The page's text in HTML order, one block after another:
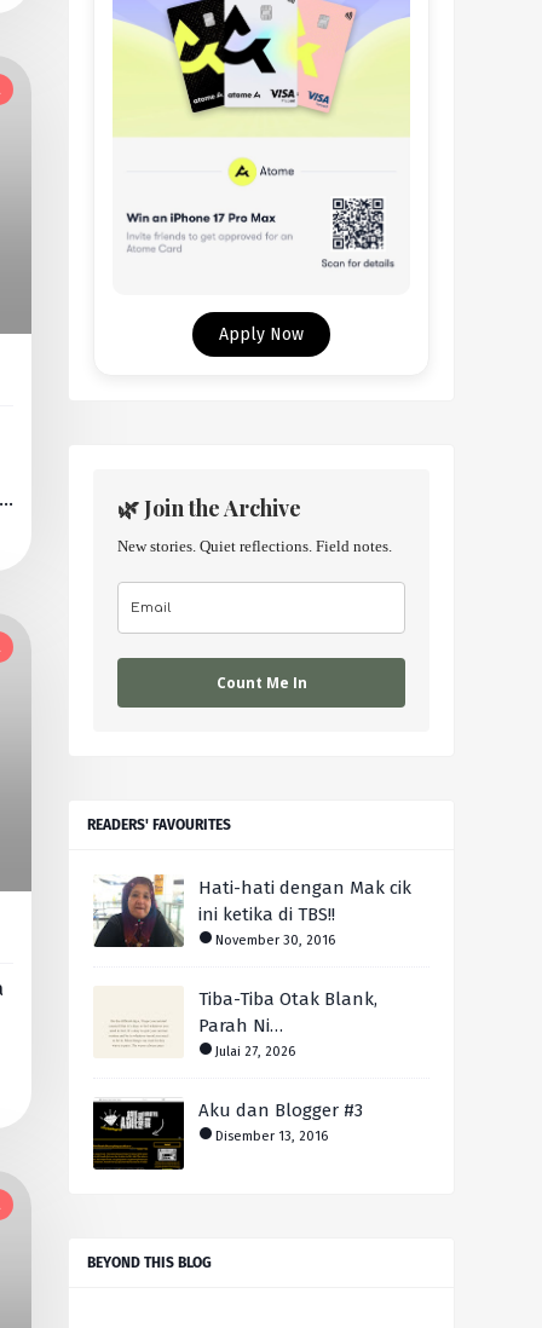
Apply Now
🌿 Join the Archive
New stories. Quiet reflections. Field notes.
Count Me In
READERS' FAVOURITES
Hati-hati dengan Mak cik
ini ketika di TBS!!
November 30, 2016
Tiba-Tiba Otak Blank,
Parah Ni…
Julai 27, 2026
Aku dan Blogger #3
Disember 13, 2016
BEYOND THIS BLOG